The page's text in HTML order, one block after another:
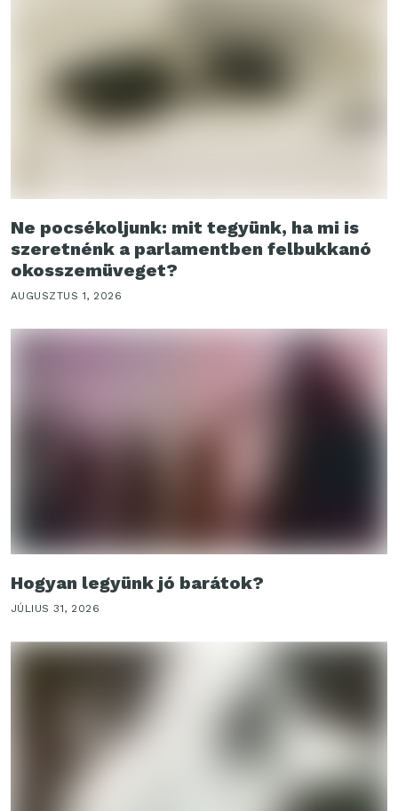
Ne pocsékoljunk: mit tegyünk, ha mi is
szeretnénk a parlamentben felbukkanó
okosszemüveget?
AUGUSZTUS 1, 2026
Hogyan legyünk jó barátok?
JÚLIUS 31, 2026